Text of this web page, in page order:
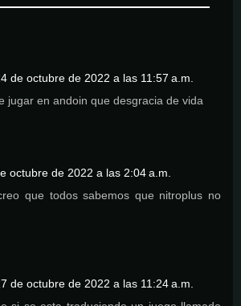
de octubre de 2022 a las 11:57 a.m.
jugar en andoin que desgracia de vida
octubre de 2022 a las 2:04 a.m.
que todos sabemos que nitroplus no
de octubre de 2022 a las 11:24 a.m.